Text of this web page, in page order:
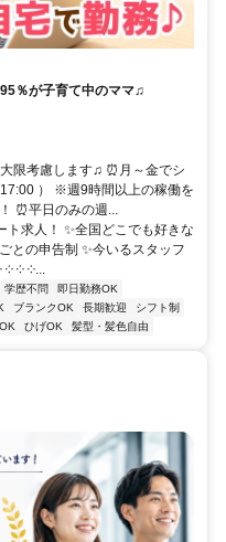
％が子育て中のママ♫
限考慮します♫ ⏰月～金でシ
） ※週9時間以上の稼働を
⏰平日のみの週...
ト求人！ ✨全国どこでも好きな
との申告制 ✨今いるスタッフ
༶ ༶...
学歴不問
即日勤務OK
ブランクOK 長期歓迎
シフト制
ひげOK 髪型・髪色自由